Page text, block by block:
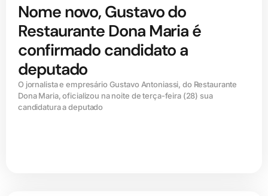
Nome novo, Gustavo do
Restaurante Dona Maria é
confirmado candidato a
deputado
O jornalista e empresário Gustavo Antoniassi, do Restaurante
Dona Maria, oficializou na noite de terça-feira (28) sua
candidatura a deputado